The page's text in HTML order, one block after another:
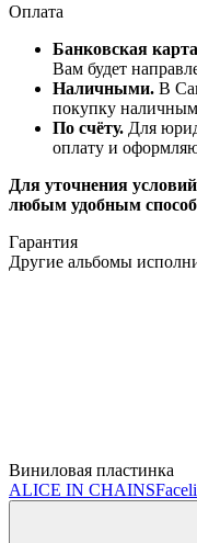
Оплата
Банковская
Вам будет
Наличными. В
покупку
По счёту. Для
оплату и
Для уточнения
любым удобным
Гарантия
Другие альбомы
Виниловая пластинка
ALICE IN CHAINS